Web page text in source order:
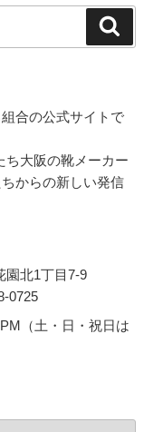
合の公式サイトで
ち大阪の靴メーカー
からの新しい発信
園北1丁目7-9
0725
（土・日・祝日は